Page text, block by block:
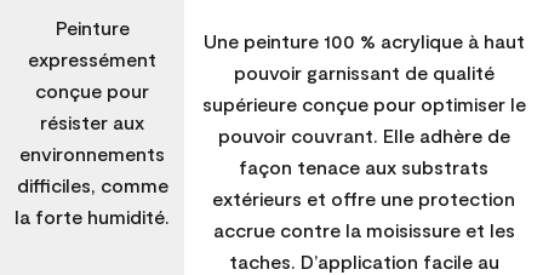
Peinture
expressément
conçue pour
résister aux
environnements
difficiles, comme
la forte humidité.
Une peinture 100 % acrylique à haut
pouvoir garnissant de qualité
supérieure conçue pour optimiser le
pouvoir couvrant. Elle adhère de
façon tenace aux substrats
extérieurs et offre une protection
accrue contre la moisissure et les
taches. D’application facile au